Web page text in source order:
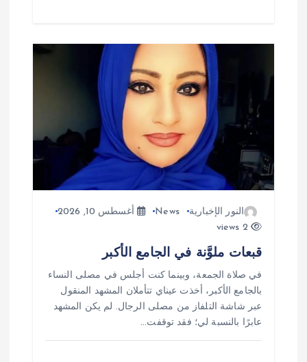
النور الإخبارية News
أغسطس 10, 2026
2 views
قبعات ملوَّنة في الجامع الأكبر
في صلاة الجمعة، وبينما كنت أجلس في مصلى النساء
بالجامع الأكبر، أخذت عيناي تتأملان المشهد المنقول
عبر شاشة التلفاز من مصلى الرجال. لم يكن المشهد
عابرًا بالنسبة لي؛ فقد توقفت…